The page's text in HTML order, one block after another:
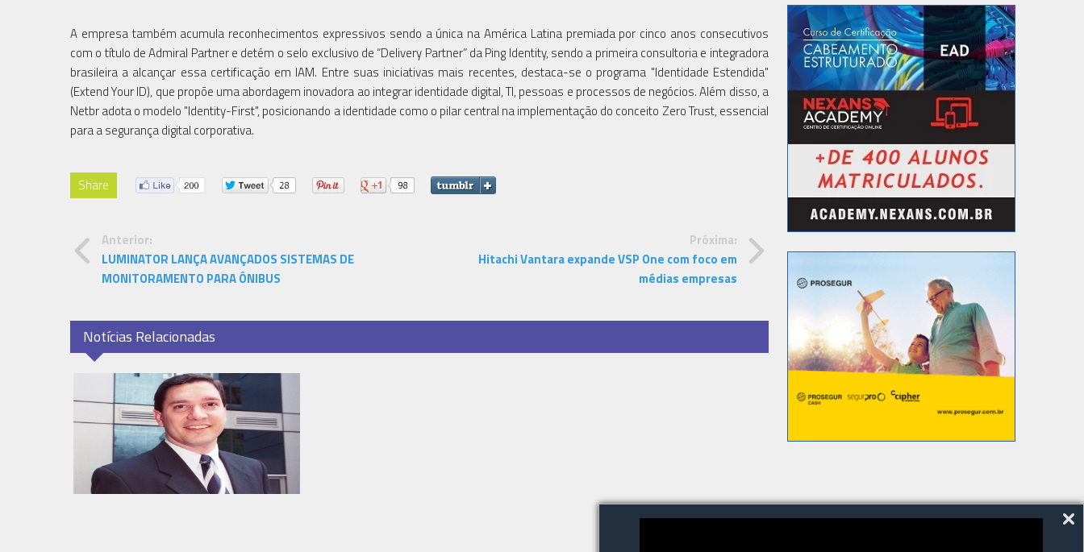
A empresa também acumula reconhecimentos expressivos sendo a única na América Latina premiada por cinco anos consecutivos
com o título de Admiral Partner e detém o selo exclusivo de “Delivery Partner” da Ping Identity, sendo a primeira consultoria e integradora
brasileira a alcançar essa certificação em IAM. Entre suas iniciativas mais recentes, destaca-se o programa "Identidade Estendida"
(Extend Your ID), que propõe uma abordagem inovadora ao integrar identidade digital, TI, pessoas e processos de negócios. Além disso, a
Netbr adota o modelo "Identity-First", posicionando a identidade como o pilar central na implementação do conceito Zero Trust, essencial
para a segurança digital corporativa.
Share
Anterior:
LUMINATOR LANÇA AVANÇADOS SISTEMAS DE
MONITORAMENTO PARA ÔNIBUS
Próxima:
Hitachi Vantara expande VSP One com foco em
médias empresas
Notícias Relacionadas